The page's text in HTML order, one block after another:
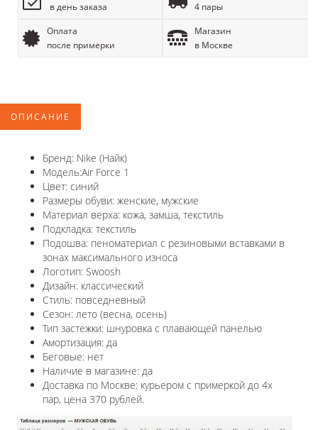
в день заказа
4 пары
Оплата
после примерки
Магазин
в Москве
ОПИСАНИЕ
Бренд: Nike (Найк)
Модель:Air Force 1
Цвет: синий
Размеры обуви: женские, мужские
Материал верха: кожа, замша, текстиль
Подкладка: текстиль
Подошва: пеноматериал с резиновыми вставками в
зонах максимального износа
Логотип: Swoosh
Дизайн: классический
Стиль: повседневный
Сезон: лето (весна, осень)
Тип застежки: шнуровка с плавающей панелью
Амортизация: да
Беговые: нет
Наличие в магазине: да
Доставка по Москве: курьером с примеркой до 4х
пар, цена 370 рублей.